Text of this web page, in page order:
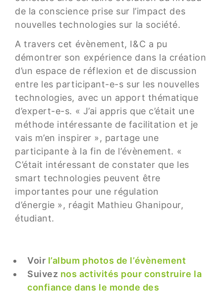
de la conscience prise sur l’impact des
nouvelles technologies sur la société.
A travers cet évènement, I&C a pu
démontrer son expérience dans la création
d’un espace de réflexion et de discussion
entre les participant-e-s sur les nouvelles
technologies, avec un apport thématique
d’expert-e-s. « J’ai appris que c’était une
méthode intéressante de facilitation et je
vais m’en inspirer », partage une
participante à la fin de l’évènement. «
C’était intéressant de constater que les
smart technologies peuvent être
importantes pour une régulation
d’énergie », réagit Mathieu Ghanipour,
étudiant.
Voir l’album photos de l’évènement
Suivez nos activités pour construire la
confiance dans le monde des